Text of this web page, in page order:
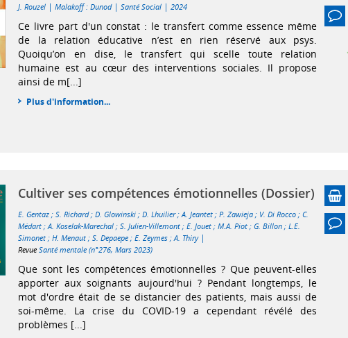
J. Rouzel |Malakoff : Dunod|Santé Social |2024
Ce livre part d'un constat : le transfert comme essence même
de la relation éducative n’est en rien réservé aux psys.
Quoiqu’on en dise, le transfert qui scelle toute relation
humaine est au cœur des interventions sociales. Il propose
ainsi de m[...]
Plus d'information...
Cultiver ses compétences émotionnelles (Dossier)
E. Gentaz ;S. Richard;D. Glowinski ;D. Lhuilier;A. Jeantet ;P. Zawieja ; V. Di Rocco ;C.
Médart ;A. Koselak-Marechal ;S. Julien-Villemont ;E. Jouet ;M.A. Piot ;G. Billon ;L.E.
Simonet ;H. Menaut ;S. Depaepe ;E. Zeymes ;A. Thiry |
RevueSanté mentale (n°276, Mars 2023)
Que sont les compétences émotionnelles ? Que peuvent-elles
apporter aux soignants aujourd'hui ? Pendant longtemps, le
mot d'ordre était de se distancier des patients, mais aussi de
soi-même. La crise du COVID-19 a cependant révélé des
problèmes [...]